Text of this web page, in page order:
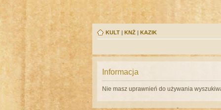
KULT | KNŻ | KAZIK
Informacja
Nie masz uprawnień do używania